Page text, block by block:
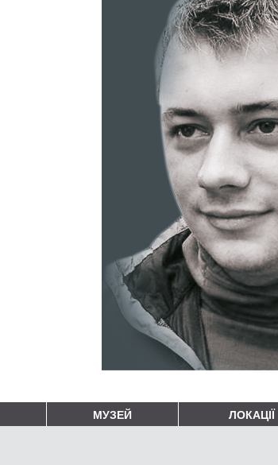
МУЗЕЙ ЛОКАЦІЇ